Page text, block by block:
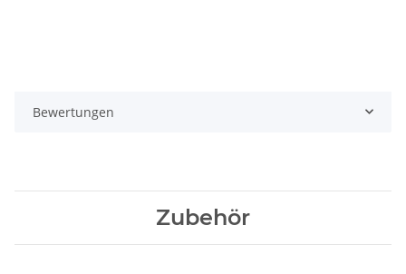
Bewertungen
Zubehör